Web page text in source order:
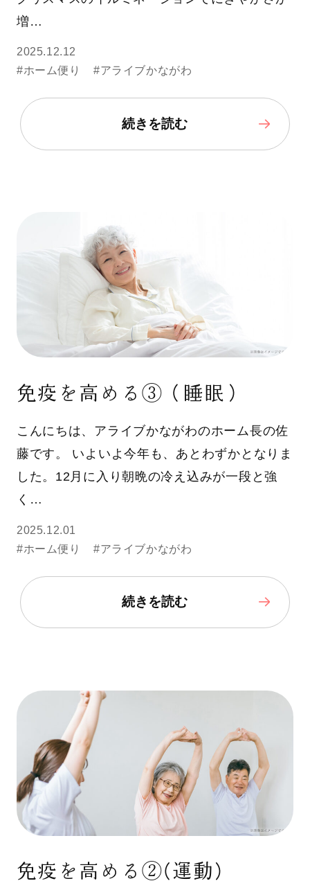
増…
2025.12.12
#ホーム便り
#アライブかながわ
続きを読む
免疫を高める③（睡眠）
こんにちは、アライブかながわのホーム長の佐
藤です。 いよいよ今年も、あとわずかとなりま
した。12月に入り朝晩の冷え込みが一段と強
く…
2025.12.01
#ホーム便り
#アライブかながわ
続きを読む
免疫を高める②(運動)